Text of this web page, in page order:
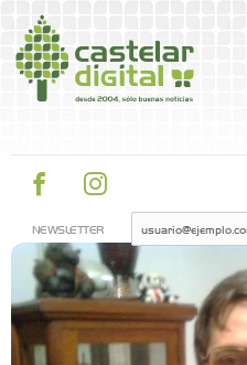
NEWSLETTER